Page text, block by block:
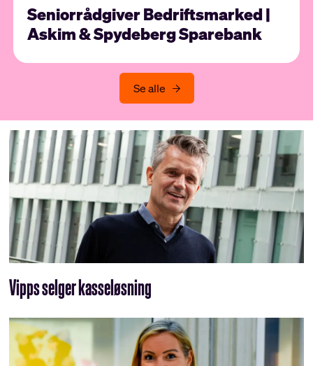
Seniorrådgiver Bedriftsmarked |
Askim & Spydeberg Sparebank
Se alle
Vipps selger kasseløsning